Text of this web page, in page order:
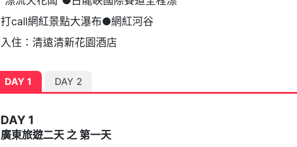
打call網紅景點大瀑布●網紅河谷
入住：清遠清新花園酒店
DAY 1 DAY 2
DAY 1
廣東旅遊二天 之 第一天